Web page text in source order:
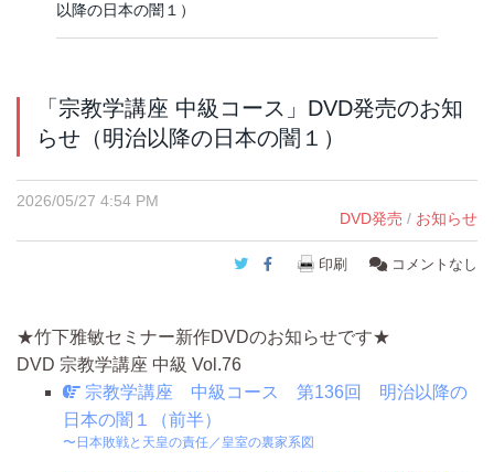
以降の日本の闇１）
「宗教学講座 中級コース」DVD発売のお知
らせ（明治以降の日本の闇１）
2026/05/27 4:54 PM
DVD発売 / お知らせ
Twitter
Facebook
印刷 コメントなし
★竹下雅敏セミナー新作DVDのお知らせです★
DVD 宗教学講座 中級 Vol.76
宗教学講座 中級コース 第136回 明治以降の
日本の闇１（前半）
〜日本敗戦と天皇の責任／皇室の裏家系図